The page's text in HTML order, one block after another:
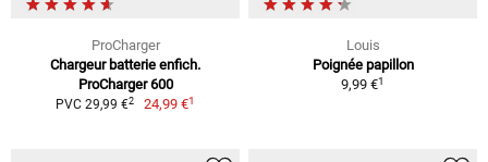
ProCharger
Chargeur batterie enfich.
ProCharger 600
PVC 29,99 €2 24,99 €1
Louis
Poignée papillon
9,99 €1